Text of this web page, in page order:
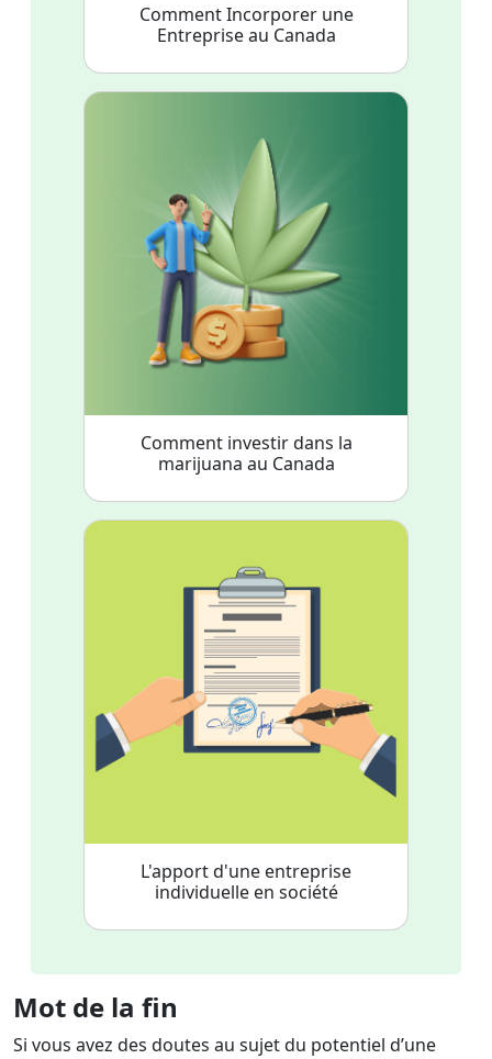
Comment Incorporer une
Entreprise au Canada
Comment investir dans la
marijuana au Canada
L'apport d'une entreprise
individuelle en société
Mot de la fin
Si vous avez des doutes au sujet du potentiel d’une